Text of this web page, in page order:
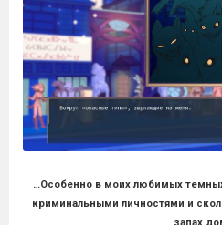
…Особенно в моих любимых
криминальными личностями и